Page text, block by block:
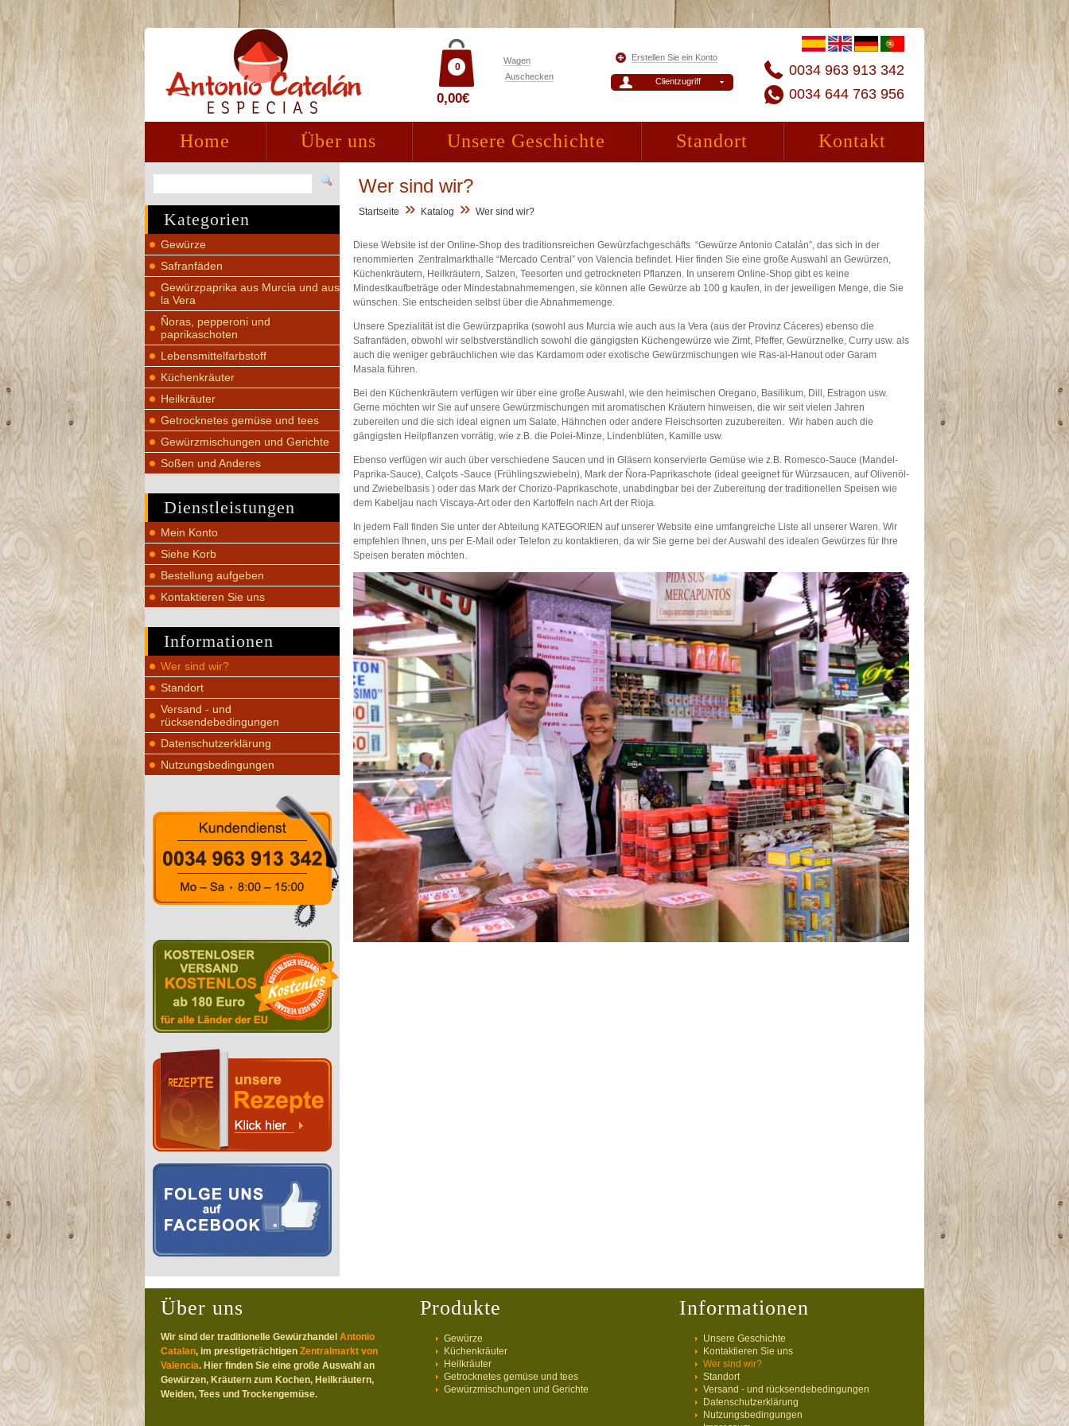
0034 963 913 342
0034 644 763 956
Clientzugriff
Erstellen Sie ein Konto
0,00€
0
Wagen
Auschecken
Home Über uns Unsere Geschichte Standort Kontakt
Kategorien
Gewürze
Safranfäden
Gewürzpaprika aus Murcia und aus
la Vera
Ñoras, pepperoni und
paprikaschoten
Lebensmittelfarbstoff
Küchenkräuter
Heilkräuter
Getrocknetes gemüse und tees
Gewürzmischungen und Gerichte
Soßen und Anderes
Dienstleistungen
Mein Konto
Siehe Korb
Bestellung aufgeben
Kontaktieren Sie uns
Informationen
Wer sind wir?
Standort
Versand - und
rücksendebedingungen
Datenschutzerklärung
Nutzungsbedingungen
Wer sind wir?
Startseite » Katalog »Wer sind wir?
Diese Website ist der Online-Shop des traditionsreichen Gewürzfachgeschäfts “Gewürze Antonio Catalán”, das sich in der
renommierten Zentralmarkthalle “Mercado Central” von Valencia befindet. Hier finden Sie eine große Auswahl an Gewürzen,
Küchenkräutern, Heilkräutern, Salzen, Teesorten und getrockneten Pflanzen. In unserem Online-Shop gibt es keine
Mindestkaufbeträge oder Mindestabnahmemengen, sie können alle Gewürze ab 100 g kaufen, in der jeweiligen Menge, die Sie
wünschen. Sie entscheiden selbst über die Abnahmemenge.
Unsere Spezialität ist die Gewürzpaprika (sowohl aus Murcia wie auch aus la Vera (aus der Provinz Cáceres) ebenso die
Safranfäden, obwohl wir selbstverständlich sowohl die gängigsten Küchengewürze wie Zimt, Pfeffer, Gewürznelke, Curry usw. als
auch die weniger gebräuchlichen wie das Kardamom oder exotische Gewürzmischungen wie Ras-al-Hanout oder Garam
Masala führen.
Bei den Küchenkräutern verfügen wir über eine große Auswahl, wie den heimischen Oregano, Basilikum, Dill, Estragon usw.
Gerne möchten wir Sie auf unsere Gewürzmischungen mit aromatischen Kräutern hinweisen, die wir seit vielen Jahren
zubereiten und die sich ideal eignen um Salate, Hähnchen oder andere Fleischsorten zuzubereiten. Wir haben auch die
gängigsten Heilpflanzen vorrätig, wie z.B. die Polei-Minze, Lindenblüten, Kamille usw.
Ebenso verfügen wir auch über verschiedene Saucen und in Gläsern konservierte Gemüse wie z.B. Romesco-Sauce (Mandel-
Paprika-Sauce), Calçots -Sauce (Frühlingszwiebeln), Mark der Ñora-Paprikaschote (ideal geeignet für Würzsaucen, auf Olivenöl-
und Zwiebelbasis ) oder das Mark der Chorizo-Paprikaschote, unabdingbar bei der Zubereitung der traditionellen Speisen wie
dem Kabeljau nach Viscaya-Art oder den Kartoffeln nach Art der Rioja.
In jedem Fall finden Sie unter der Abteilung KATEGORIEN auf unserer Website eine umfangreiche Liste all unserer Waren. Wir
empfehlen Ihnen, uns per E-Mail oder Telefon zu kontaktieren, da wir Sie gerne bei der Auswahl des idealen Gewürzes für Ihre
Speisen beraten möchten.
Über uns
Wir sind der traditionelle Gewürzhandel Antonio
Catalan, im prestigeträchtigen Zentralmarkt von
Valencia. Hier finden Sie eine große Auswahl an
Gewürzen, Kräutern zum Kochen, Heilkräutern,
Weiden, Tees und Trockengemüse.
Produkte
Gewürze
Küchenkräuter
Heilkräuter
Getrocknetes gemüse und tees
Gewürzmischungen und Gerichte
Informationen
Unsere Geschichte
Kontaktieren Sie uns
Wer sind wir?
Standort
Versand - und rücksendebedingungen
Datenschutzerklärung
Nutzungsbedingungen